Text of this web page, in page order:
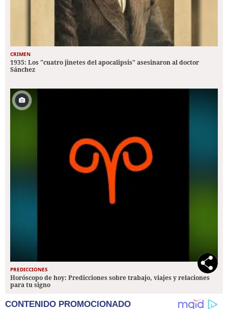
CRIMEN
1935: Los "cuatro jinetes del apocalipsis" asesinaron al doctor
Sánchez
PREDICCIONES
Horóscopo de hoy: Predicciones sobre trabajo, viajes y relaciones
para tu signo
CONTENIDO PROMOCIONADO